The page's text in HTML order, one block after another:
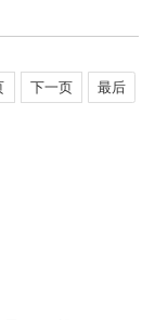
下一页 最后